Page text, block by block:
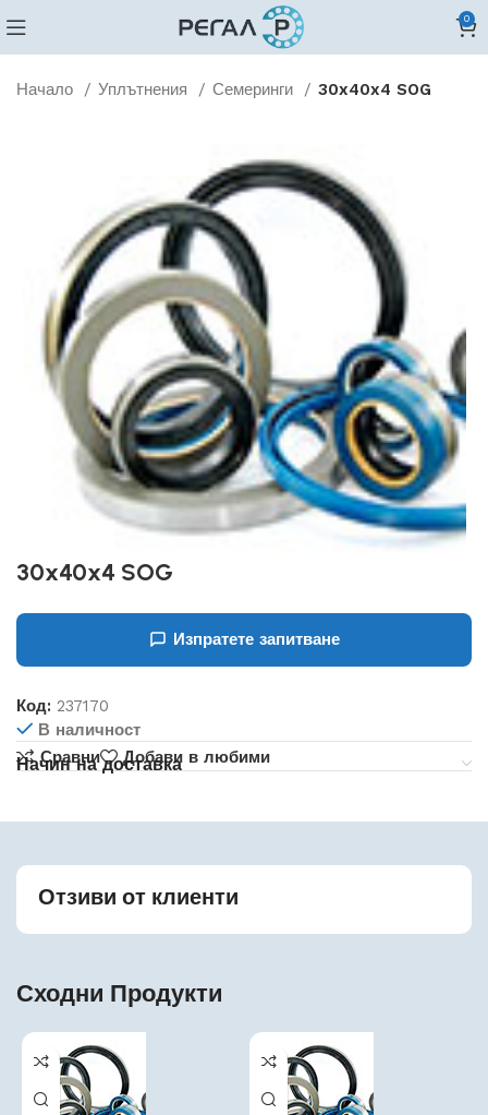
0
Начало Уплътнения Семеринги 30x40x4 SOG
30x40x4 SOG
Изпратете запитване
Код:237170
В наличност
Сравни
Добави в любими
Начин на доставка
Отзиви от клиенти
Сходни Продукти